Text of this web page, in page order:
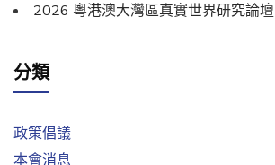
2026 粵港澳大灣區真實世界研究論壇
分類
政策倡議
本會消息